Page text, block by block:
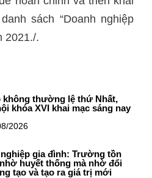
sách “Doanh nghiệp
2021./.
không thường lệ thứ Nhất,
khóa XVI khai mạc sáng nay
2026
nghiệp gia đình: Trường tồn
huyết thống mà nhờ đổi
tạo và tạo ra giá trị mới